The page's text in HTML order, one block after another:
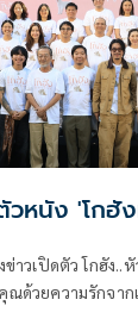
วหนัง 'โกฮัง
ข่าวเปิดตัว โกฮัง..
ความรักจากเจ้าหมา